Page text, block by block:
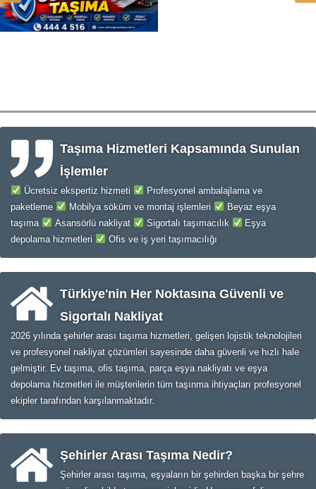
Taşıma Hizmetleri Kapsamında Sunulan
İşlemler
Ücretsiz ekspertiz hizmeti
Profesyonel ambalajlama ve
paketleme
Mobilya söküm ve montaj işlemleri
Beyaz eşya
taşıma
Asansörlü nakliyat Sigortalı taşımacılık
Eşya
depolama hizmetleri
Ofis ve iş yeri taşımacılığı
Türkiye'nin Her Noktasına Güvenli ve
Sigortalı Nakliyat
2026 yılında şehirler arası taşıma hizmetleri, gelişen lojistik teknolojileri
ve profesyonel nakliyat çözümleri sayesinde daha güvenli ve hızlı hale
gelmiştir. Ev taşıma, ofis taşıma, parça eşya nakliyatı ve eşya
depolama hizmetleri ile müşterilerin tüm taşınma ihtiyaçları profesyonel
ekipler tarafından karşılanmaktadır.
Şehirler Arası Taşıma Nedir?
Şehirler arası taşıma, eşyaların bir şehirden başka bir şehre